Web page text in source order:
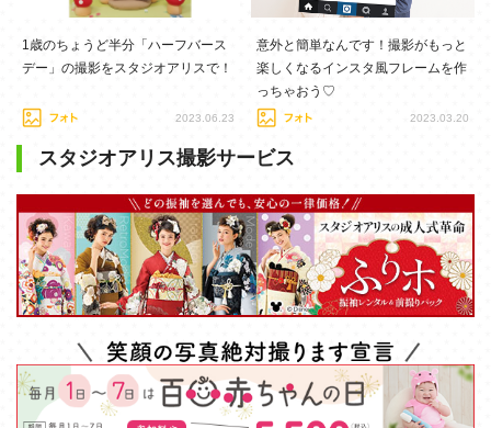
1歳のちょうど半分「ハーフバース
デー」の撮影をスタジオアリスで！
2023.06.23
意外と簡単なんです！撮影がもっと
楽しくなるインスタ風フレームを作
っちゃおう♡
2023.03.20
スタジオアリス撮影サービス